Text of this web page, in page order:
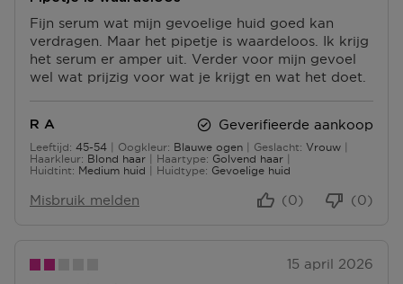
orderbevestiging mee.
Ga naar meer info en FAQ’s over retourneren.
Meer vragen rond bestellen? Die vind je op onze FAQ
Fijn serum wat mijn gevoelige huid goed kan
verdragen. Maar het pipetje is waardeloos. Ik krijg
het serum er amper uit. Verder voor mijn gevoel
wel wat prijzig voor wat je krijgt en wat het doet.
R A
Leeftijd
45 tot 5445-54 Oogkleur Blauwe ogen Geslacht
Vrouw
Haarkleur
Blond haar Haartype
Golvend haar
Huidtint
Medium huid Huidtype Gevoelige huid
Geverifieerde aankoop
Misbruik melden (0)
(0)
15 april 2026